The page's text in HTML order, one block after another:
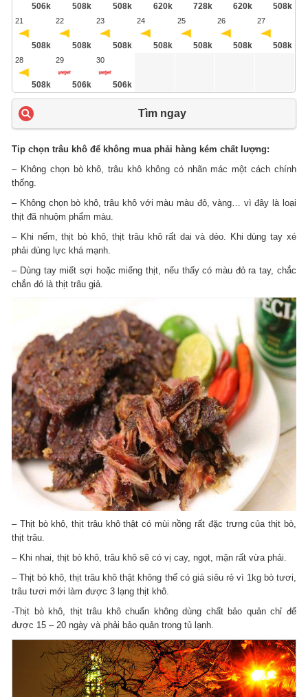
506k 508k 508k 620k 728k 620k 508k
21
508k
22
508k
23
508k
24
508k
25
508k
26
508k
27
508k
28
508k
29
506k
30
506k
Tìm ngay
Tip chọn trâu khô để không mua phải hàng kém chất lượng:
– Không chọn bò khô, trâu khô không có nhãn mác một cách chính
thống.
– Không chọn bò khô, trâu khô với màu màu đỏ, vàng… vì đây là loại
thịt đã nhuộm phẩm màu.
– Khi nếm, thịt bò khô, thịt trâu khô rất dai và dẻo. Khi dùng tay xé
phải dùng lực khá mạnh.
– Dùng tay miết sợi hoặc miếng thịt, nếu thấy có màu đỏ ra tay, chắc
chắn đó là thịt trâu giả.
– Thịt bò khô, thịt trâu khô thật có mùi nồng rất đặc trưng của thịt bò,
thịt trâu.
– Khi nhai, thịt bò khô, trâu khô sẽ có vị cay, ngọt, mặn rất vừa phải.
– Thịt bò khô, thịt trâu khô thật không thể có giá siêu rẻ vì 1kg bò tươi,
trâu tươi mới làm được 3 lạng thịt khô.
-Thịt bò khô, thịt trâu khô chuẩn không dùng chất bảo quản chỉ để
được 15 – 20 ngày và phải bảo quản trong tủ lạnh.